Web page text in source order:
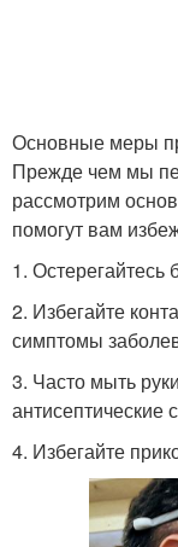
Основные меры
Прежде чем мы
рассмотрим
помогут вам
1.
2. Избегайте
симптомы
3. Часто мыть
антисептические
4. Избегайте